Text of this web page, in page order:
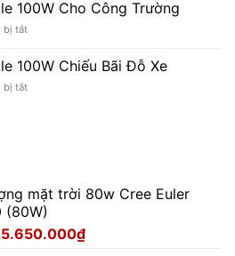
Biển
Cáo
100W Cho Công Trường
bị tắtở
Pha
Module
100W
100W Chiếu Bãi Đỗ Xe
bị tắtở
Đỗ
Xe
mặt trời 80w Cree Euler
(80W)
Giá
5.650.000₫Giá